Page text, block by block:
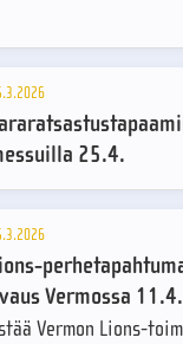
25.4.
Vermossa 11.4.
Vermon Lions-